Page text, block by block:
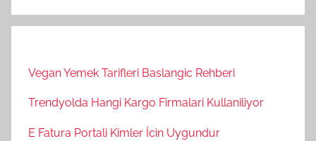
Vegan Yemek Tarifleri Baslangic Rehberi
Trendyolda Hangi Kargo Firmalari Kullaniliyor
E Fatura Portali Kimler İcin Uygundur